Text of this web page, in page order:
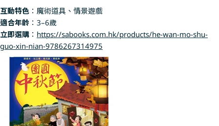
互動特色 ：魔術道具、情景遊戲
適合年齡 ：3–6歲
立即選購 ： https://sabooks.com.hk/products/he-wan-mo-shu-
guo-xin-nian-9786267314975